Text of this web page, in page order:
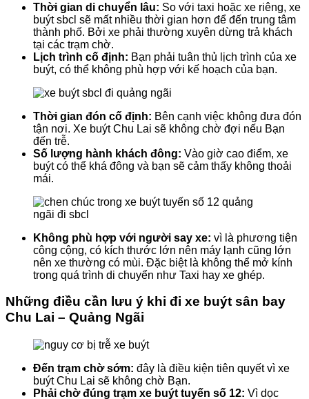
Thời gian di chuyển lâu: So với taxi hoặc xe riêng, xe
buýt sbcl sẽ mất nhiều thời gian hơn để đến trung tâm
thành phố. Bởi xe phải thường xuyên dừng trả khách
tại các trạm chờ.
Lịch trình cố định: Bạn phải tuân thủ lịch trình của xe
buýt, có thể không phù hợp với kế hoạch của bạn.
Thời gian đón cố định: Bên cạnh việc không đưa đón
tận nơi. Xe buýt Chu Lai sẽ không chờ đợi nếu Bạn
đến trễ.
Số lượng hành khách đông: Vào giờ cao điểm, xe
buýt có thể khá đông và bạn sẽ cảm thấy không thoải
mái.
Không phù hợp với người say xe: vì là phương tiện
công cộng, có kích thước lớn nên máy lạnh cũng lớn
nên xe thường có mùi. Đặc biệt là không thể mở kính
trong quá trình di chuyển như Taxi hay xe ghép.
Những điều cần lưu ý khi đi xe buýt sân bay
Chu Lai – Quảng Ngãi
Đến trạm chờ sớm: đây là điều kiện tiên quyết vì xe
buýt Chu Lai sẽ không chờ Bạn.
Phải chờ đúng trạm xe buýt tuyến số 12: Vì dọc